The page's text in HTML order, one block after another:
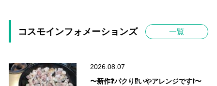
コスモインフォメーションズ 一覧
2026.08.07
〜新作❓パクり⁉️いやアレンジです❗️〜